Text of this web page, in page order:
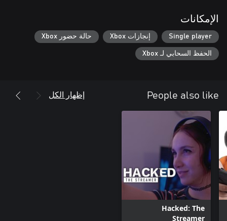
الإمكانات
Single player إنجازات Xbox حالة حضور Xbox
الحفظ السحابي لـ Xbox
People also like إظهار الكل
Hacked: The
Streamer